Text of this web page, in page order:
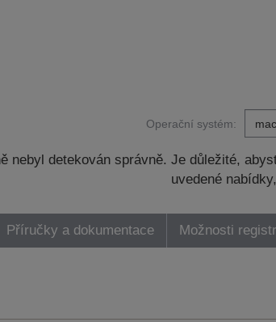
Operační systém:
nebyl detekován správně. Je důležité,
uvedené
Příručky a dokumentace Možnosti